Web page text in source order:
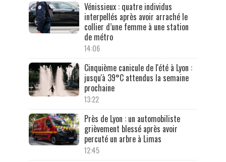
Vénissieux : quatre individus
interpellés après avoir arraché le
collier d’une femme à une station
de métro
14:06
Cinquième canicule de l'été à Lyon :
jusqu'à 39°C attendus la semaine
prochaine
13:22
Près de Lyon : un automobiliste
grièvement blessé après avoir
percuté un arbre à Limas
12:45